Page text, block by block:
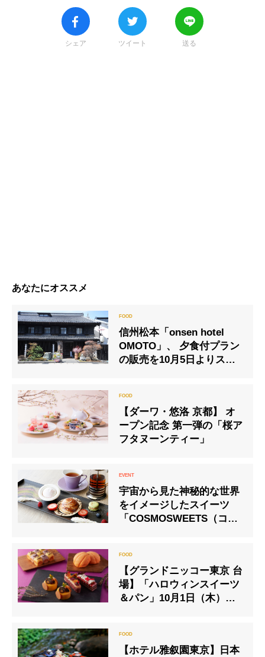
シェア ツイート 送る
あなたにオススメ
信州松本「onsen hotel
OMOTO」、 夕食付プラン
の販売を10月5日よりスタ
【ダーワ・悠洛 京都】 オ
ープン記念 第一弾の「桜ア
フタヌーンティー」
宇宙から見た神秘的な世界
をイメージしたスイーツ
「COSMOSWEETS（コス
【グランドニッコー東京 台
場】「ハロウィンスイーツ
＆パン」10月1日（木）よ
【ホテル雅叙園東京】日本